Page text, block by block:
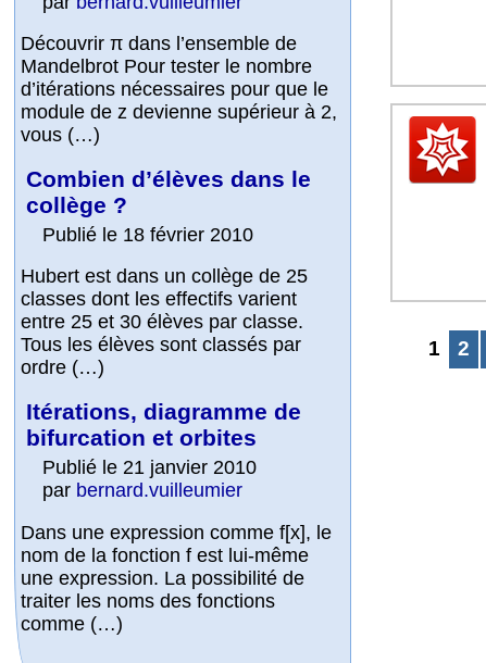
1 2
Découvrir π dans l’ensemble de
Mandelbrot Pour tester le nombre
d’itérations nécessaires pour que le
module de z devienne supérieur à 2,
vous (…)
Combien d’élèves dans le
collège ?
Publié le 18 février 2010
Hubert est dans un collège de 25
classes dont les effectifs varient
entre 25 et 30 élèves par classe.
Tous les élèves sont classés par
ordre (…)
Itérations, diagramme de
bifurcation et orbites
Publié le 21 janvier 2010
par bernard.vuilleumier
Dans une expression comme f[x], le
nom de la fonction f est lui-même
une expression. La possibilité de
traiter les noms des fonctions
comme (…)